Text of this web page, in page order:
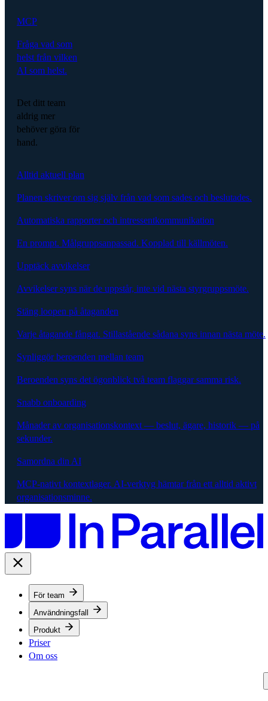
MCP
Fråga vad som
helst från vilken
AI som helst.
Det ditt team
aldrig mer
behöver göra för
hand.
Alltid aktuell plan
Planen skriver om sig själv från vad som sades och beslutades.
Automatiska rapporter och intressentkommunikation
En prompt. Målgruppsanpassad. Kopplad till källmöten.
Upptäck avvikelser
Avvikelser syns när de uppstår, inte vid nästa styrgruppsmöte.
Stäng loopen på åtaganden
Varje åtagande fångat. Stillastående sådana syns innan nästa möte.
Synliggör beroenden mellan team
Beroenden syns det ögonblick två team flaggar samma risk.
Snabb onboarding
Månader av organisationskontext — beslut, ägare, historik — på
sekunder.
Samordna din AI
MCP-nativt kontextlager. AI-verktyg hämtar från ett alltid aktivt
organisationsminne.
För team
Användningsfall
Produkt
Priser
Om oss